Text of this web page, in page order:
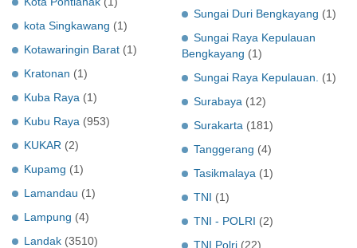
kota Singkawang (1)
Kotawaringin Barat (1)
Kratonan (1)
Kuba Raya (1)
Kubu Raya (953)
KUKAR (2)
Kupamg (1)
Lamandau (1)
Lampung (4)
Landak (3510)
Sungai Duri Bengkayang (1)
Sungai Raya Kepulauan
Bengkayang (1)
Sungai Raya Kepulauan.
(1)
Surabaya (12)
Surakarta (181)
Tanggerang (4)
Tasikmalaya (1)
TNI (1)
TNI - POLRI (2)
TNI Polri (22)